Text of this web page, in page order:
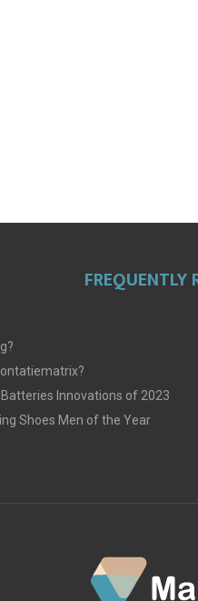
FREQUENTLY
Innovations of 2023
Shoes Men of the Year